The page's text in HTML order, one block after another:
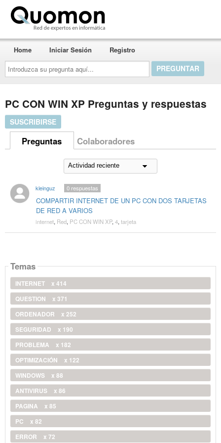
Introduzca
su
pregunta
aquí...
Home Iniciar Sesión Registro
PC CON WIN XP Preguntas y respuestas
SUSCRIBIRSE
Preguntas Colaboradores
kleinguz
COMPARTIR INTERNET DE UN PC CON DOS TARJETAS
DE RED A VARIOS
0respuestas
internet, Red, PC CON WIN XP, 4, tarjeta
Temas
INTERNET
x 414
QUESTION
x 371
ORDENADOR
x 252
SEGURIDAD
x 190
PROBLEMA
x 182
OPTIMIZACIÓN
x 122
WINDOWS
x 88
ANTIVIRUS
x 86
PAGINA
x 85
PC
x 82
ERROR
x 72